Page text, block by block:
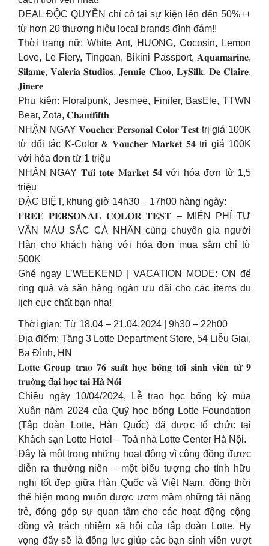
DEAL ĐỘC QUYỀN chỉ có tại sự kiện lên đến 50%++
từ hơn 20 thương hiệu local brands đình đám!!
Thời trang nữ: White Ant, HUONG, Cocosin, Lemon
Love, Le Fiery, Tingoan, Bikini Passport, 𝐀𝐪𝐮𝐚𝐦𝐚𝐫𝐢𝐧𝐞,
𝐒𝐢𝐥𝐚𝐦𝐞, 𝐕𝐚𝐥𝐞𝐫𝐢𝐚 𝐒𝐭𝐮𝐝𝐢𝐨𝐬, 𝐉𝐞𝐧𝐧𝐢𝐞 𝐂𝐡𝐨𝐨, 𝐋𝐲𝐒𝐢𝐥𝐤, 𝐃𝐞 𝐂𝐥𝐚𝐢𝐫𝐞,
𝐉𝐢𝐧𝐞𝐫𝐞
Phụ kiện: Floralpunk, Jesmee, Finifer, BasEle, TTWN
Bear, Zota, 𝐂𝐡𝐚𝐮𝐭𝐟𝐢𝐟𝐭𝐡
NHẬN NGAY 𝐕𝐨𝐮𝐜𝐡𝐞𝐫 𝐏𝐞𝐫𝐬𝐨𝐧𝐚𝐥 𝐂𝐨𝐥𝐨𝐫 𝐓𝐞𝐬𝐭 trị giá 100K
từ đối tác K-Color & 𝐕𝐨𝐮𝐜𝐡𝐞𝐫 𝐌𝐚𝐫𝐤𝐞𝐭 𝟓𝟒 trị giá 100K
với hóa đơn từ 1 triệu
NHẬN NGAY 𝐓𝐮́𝐢 𝐭𝐨𝐭𝐞 𝐌𝐚𝐫𝐤𝐞𝐭 𝟓𝟒 với hóa đơn từ 1,5
triệu
ĐẶC BIỆT, khung giờ 14h30 – 17h00 hàng ngày:
𝐅𝐑𝐄𝐄 𝐏𝐄𝐑𝐒𝐎𝐍𝐀𝐋 𝐂𝐎𝐋𝐎𝐑 𝐓𝐄𝐒𝐓 – MIỄN PHÍ TƯ
VẤN MÀU SẮC CÁ NHÂN cùng chuyên gia người
Hàn cho khách hàng với hóa đơn mua sắm chỉ từ
500K
Ghé ngay L’WEEKEND | VACATION MODE: ON để
ring quà và săn hàng ngàn ưu đãi cho các items du
lịch cực chất bạn nha!
Thời gian: Từ 18.04 – 21.04.2024 | 9h30 – 22h00
Địa điểm: Tầng 3 Lotte Department Store, 54 Liễu Giai,
Ba Đình, HN
𝐋𝐨𝐭𝐭𝐞 𝐆𝐫𝐨𝐮𝐩 𝐭𝐫𝐚𝐨 𝟕𝟔 𝐬𝐮𝐚̂́𝐭 𝐡𝐨̣𝐜 𝐛𝐨̂̉𝐧𝐠 𝐭𝐨̛́𝐢 𝐬𝐢𝐧𝐡 𝐯𝐢𝐞̂𝐧 𝐭𝐮̛̀ 𝟗
𝐭𝐫𝐮̛𝐨̛̀𝐧𝐠 đ𝐚̣𝐢 𝐡𝐨̣𝐜 𝐭𝐚̣𝐢 𝐇𝐚̀ 𝐍𝐨̣̂𝐢
Chiều ngày 10/04/2024, Lễ trao học bổng kỳ mùa
Xuân năm 2024 của Quỹ học bổng Lotte Foundation
(Tập đoàn Lotte, Hàn Quốc) đã được tổ chức tại
Khách sạn Lotte Hotel – Toà nhà Lotte Center Hà Nội.
Đây là một trong những hoạt động vì cộng đồng được
diễn ra thường niên – một biểu tượng cho tình hữu
nghị tốt đẹp giữa Hàn Quốc và Việt Nam, đồng thời
thể hiện mong muốn được ươm mầm những tài năng
trẻ, đóng góp sự quan tâm cho các hoạt động cộng
đồng và trách nhiệm xã hội của tập đoàn Lotte. Hy
vọng đây sẽ là động lực giúp các bạn sinh viên vượt